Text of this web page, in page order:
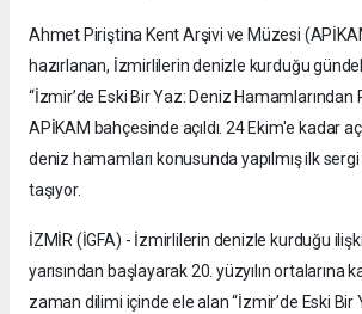
Ahmet Piriştina Kent Arşivi ve Müzesi
hazırlanan, İzmirlilerin denizle kurduğu
“İzmir’de Eski Bir Yaz: Deniz Hamamlarından
APİKAM bahçesinde açıldı. 24 Ekim'e kadar
deniz hamamları konusunda yapılmış ilk
taşıyor.
İZMİR (İGFA) - İzmirlilerin denizle kurduğu
yarısından başlayarak 20. yüzyılın ortalarına
zaman dilimi içinde ele alan “İzmir’de Eski Bir